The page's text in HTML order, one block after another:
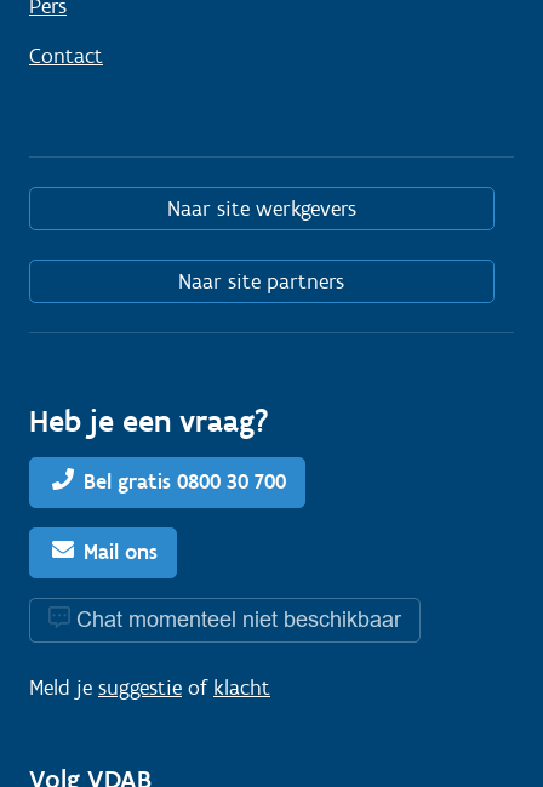
Pers
Contact
Naar site werkgevers
Naar site partners
Heb je een vraag?
Bel gratis 0800 30 700
Mail ons
Chat momenteel niet beschikbaar
Meld je suggestie of klacht
Volg VDAB